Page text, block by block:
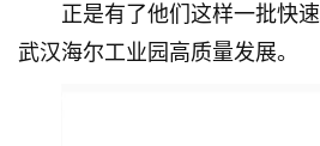
正是有了他们这样一批快
武汉海尔工业园高质量发展。